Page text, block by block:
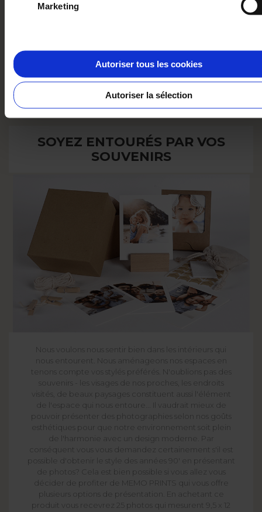
Marketing
Autoriser tous les cookies
Autoriser la sélection
Le papier rigide pour imprimer vos photos est verni en
durabilité et le vernis spécial leur apport de la brillance.
SOYEZ ENTOURÉS PAR VOS
SOUVENIRS
Nous voulons nous sentir bien dans les intérieurs qui
nous entourent. Nous aménageons nos espaces en
tenons compte vos stylés préférés. N'oublions pas des
souvenirs - les visages de nos proches, les endroits
visités, de beaux paysages constituent aussi l'élément
de l'espace qui nous entoure... Il vaudrait mieux de
pouvoir présenter des photographies selon nos goûts
esthétiques pour que notre environnement soit plein
de l'harmonie avec un design moderne. Par
conséquent vous vous demandez certainement s'il est
possible d'obtenir le style des années 90' en présentant
de photos? Cela est bien possible si vous allez vous
décider de profiter de MEMO PRINTS qui vous offre
plusieurs options de présentation. En achetant ce
produit vous recevrez 25 photos qui mesurent 9,5 x 12